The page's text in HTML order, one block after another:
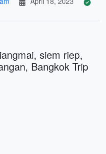
siem riep,
Bangkok Trip